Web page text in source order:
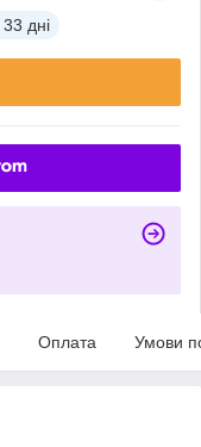
33 дні
Оплата Умови